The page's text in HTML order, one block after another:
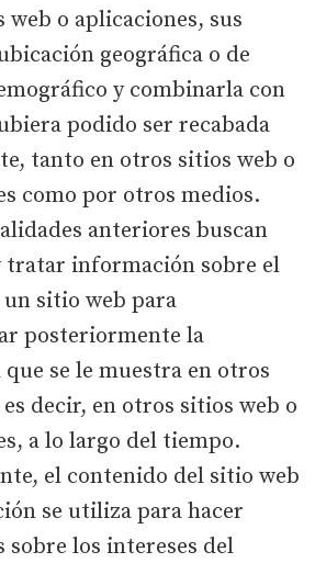
o aplicaciones, sus
geográfica o de
y combinarla con
podido ser recabada
tanto en otros sitios web o
como por otros medios.
anteriores buscan
tratar información sobre el
sitio web para
posteriormente la
se le muestra en otros
decir, en otros sitios web o
a lo largo del tiempo.
el contenido del sitio web
se utiliza para hacer
sobre los intereses del